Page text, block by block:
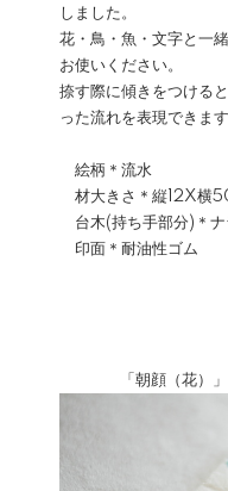
しました。
花・鳥・魚・文字と一
お使いください。
捺す際に傾きをつける
った流れを表現できます
絵柄＊流水
材大きさ＊縦12X横
台木(持ち手部分)＊ナ
印面＊耐油性ゴム
「朝顔（花）